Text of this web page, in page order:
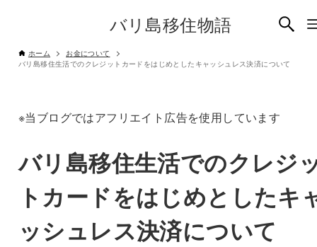
バリ島移住物語
ホーム
お金について
バリ島移住生活でのクレジットカードをはじめとしたキャッシュレス決済について
※当ブログではアフリエイト広告を使用しています
バリ島移住生活でのクレジ
トカードをはじめとしたキ
ッシュレス決済について